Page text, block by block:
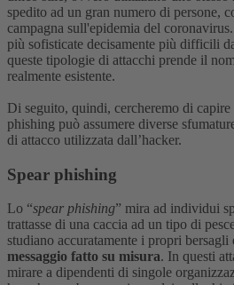
spedito ad un gran numero di persone,
campagna sull'epidemia del coronavirus.
più sofisticate decisamente più difficili
queste tipologie di attacchi prende il
realmente esistente.
Di seguito, quindi, cercheremo di
phishing può assumere diverse
di attacco utilizzata dall’hacker.
Spear phishing
Lo “spear phishing” mira ad individui
trattasse di una caccia ad un tipo di
studiano accuratamente i propri bersagli
messaggio fatto su misura. In questi
mirare a dipendenti di singole